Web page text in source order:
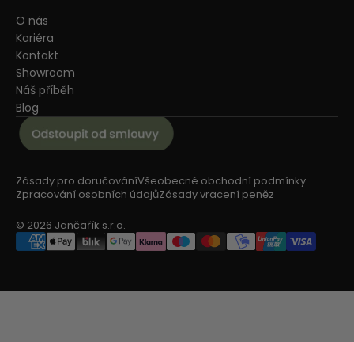
O nás
Kariéra
Kontakt
Showroom
Náš příběh
Blog
Zásady pro doručováníVšeobecné obchodní podmínky
Zpracování osobních údajůZásady vracení peněz
© 2026 Jančařík s.r.o.